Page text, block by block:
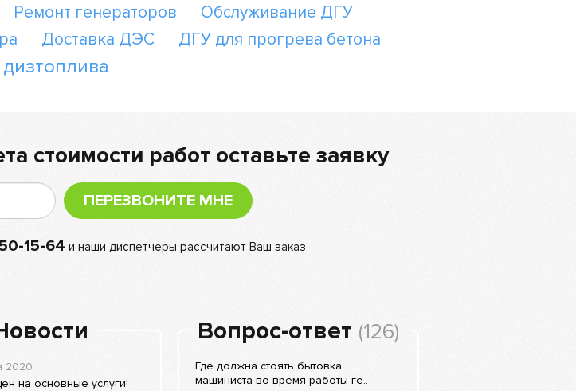
Ремонт генераторов
Обслуживание ДГУ
Доставка ДЭС
ДГУ для прогрева бетона
стоимости работ оставьте заявку
ПЕРЕЗВОНИТЕ МНЕ
15-64 и наши диспетчеры рассчитают Ваш заказ
2020
на основные услуги!
Вопрос-ответ (126)
Где должна стоять бытовка
машиниста во время работы ге..